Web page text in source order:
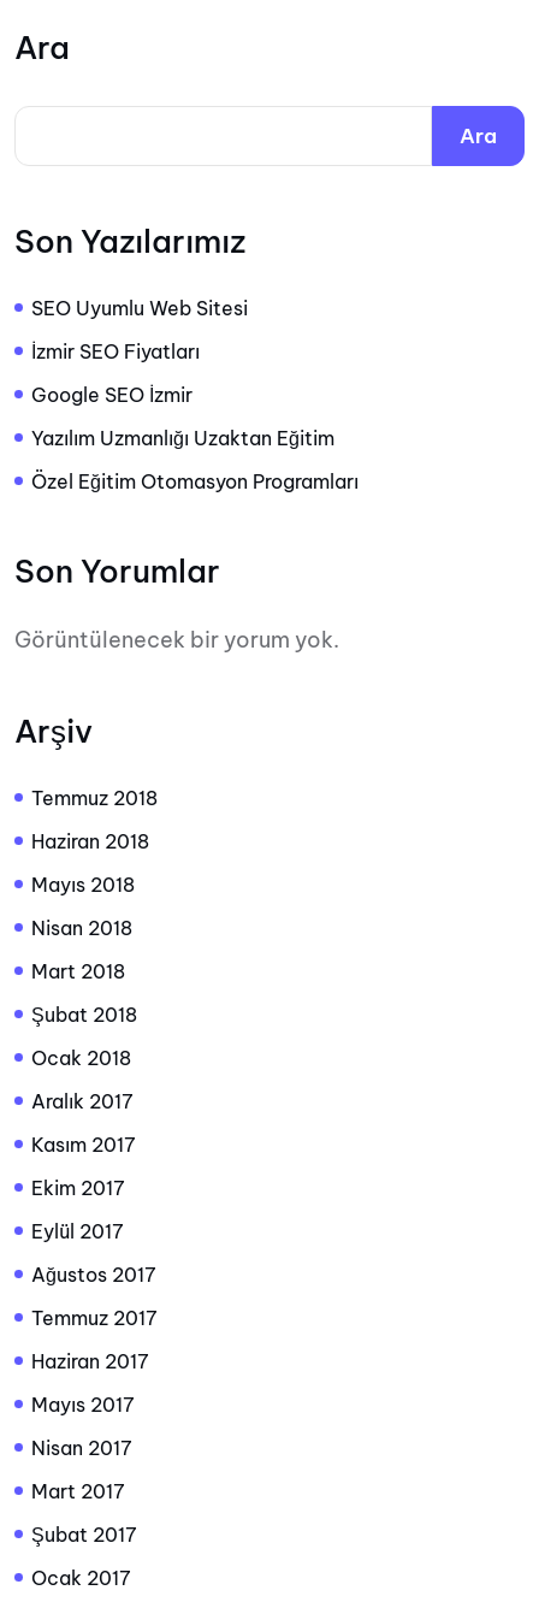
Ara
Ara
Son Yazılarımız
SEO Uyumlu Web Sitesi
İzmir SEO Fiyatları
Google SEO İzmir
Yazılım Uzmanlığı Uzaktan Eğitim
Özel Eğitim Otomasyon Programları
Son Yorumlar
Görüntülenecek bir yorum yok.
Arşiv
Temmuz 2018
Haziran 2018
Mayıs 2018
Nisan 2018
Mart 2018
Şubat 2018
Ocak 2018
Aralık 2017
Kasım 2017
Ekim 2017
Eylül 2017
Ağustos 2017
Temmuz 2017
Haziran 2017
Mayıs 2017
Nisan 2017
Mart 2017
Şubat 2017
Ocak 2017